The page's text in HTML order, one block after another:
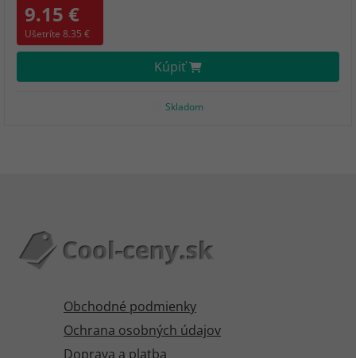
9.15 €
Ušetríte 8.35 €
Kúpiť
Skladom
Obchodné podmienky
Ochrana osobných údajov
Doprava a platba